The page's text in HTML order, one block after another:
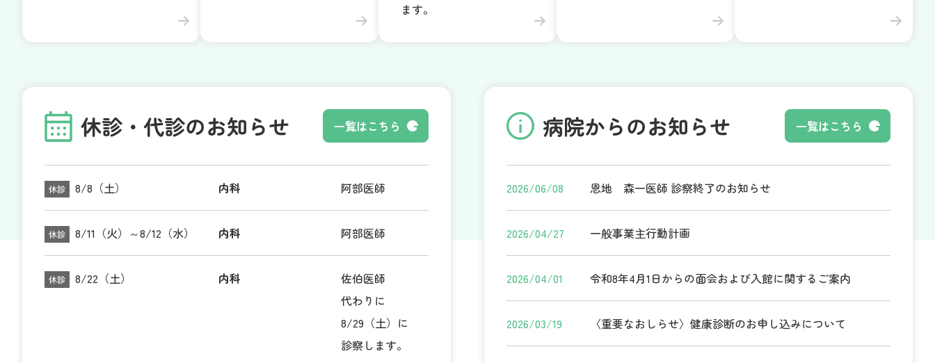
ます。
休診・代診のお知らせ
休診 8/8（土） 内科 阿部医師
休診 8/11（火）～8/12（水） 内科 阿部医師
休診 8/22（土） 内科
佐伯医師
代わりに
8/29（土）に
診察します。
一覧はこちら 病院からのお知らせ
2026/06/08 恩地 森一医師 診察終了のお知らせ
2026/04/27 一般事業主行動計画
2026/04/01 令和8年4月1日からの面会および入館に関するご案内
2026/03/19 〈重要なおしらせ〉健康診断のお申し込みについて
一覧はこちら